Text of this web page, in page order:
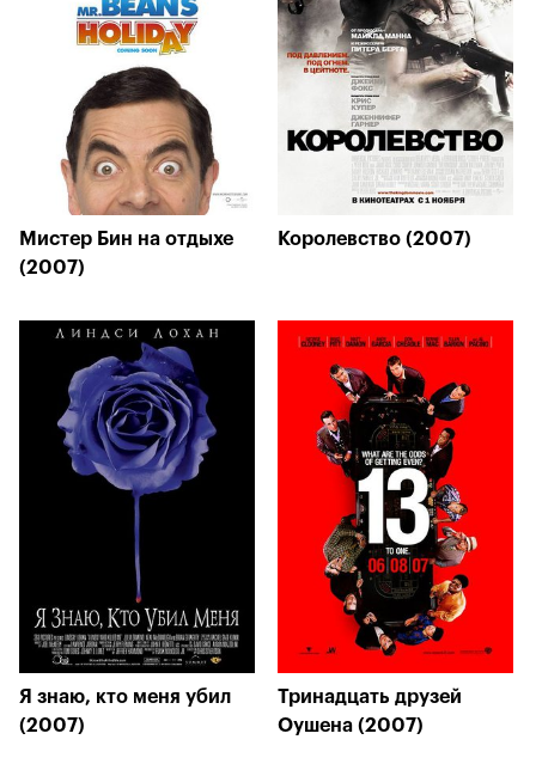
Мистер Бин на отдыхе
(2007)
Королевство (2007)
Я знаю, кто меня убил
(2007)
Тринадцать друзей
Оушена (2007)